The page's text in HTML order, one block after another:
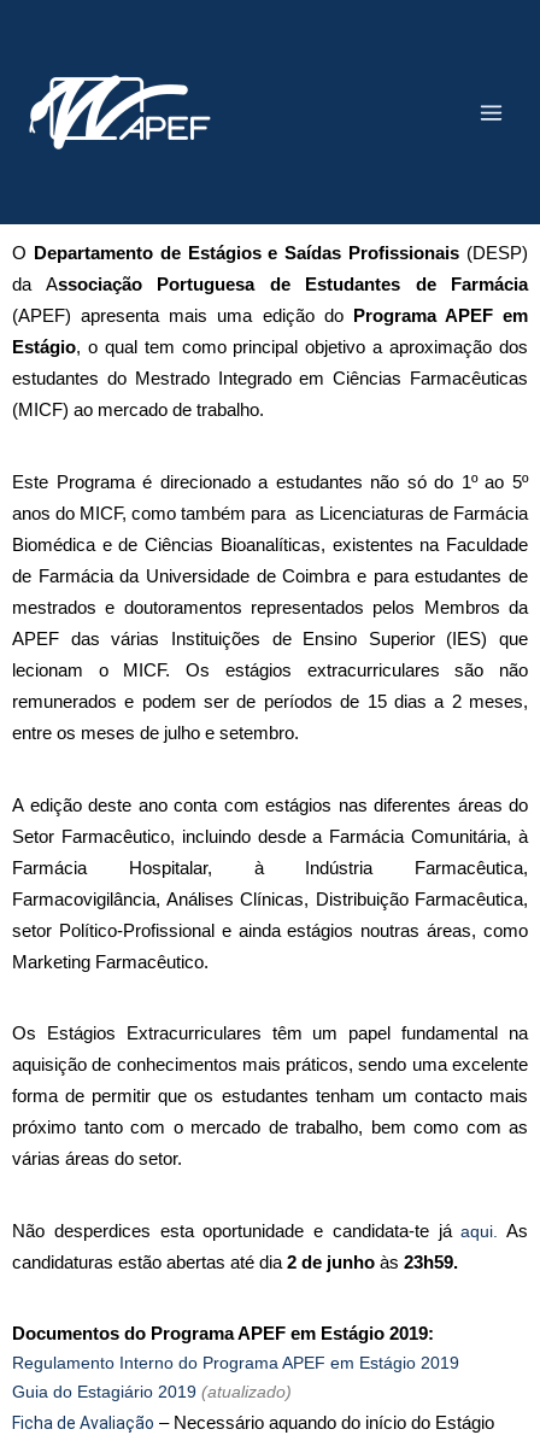
O Departamento de Estágios e Saídas Profissionais (DESP)
da Associação Portuguesa de Estudantes de Farmácia
(APEF) apresenta mais uma edição do
Programa APEF em
Estágio, o qual tem como principal objetivo a aproximação dos
estudantes do Mestrado Integrado em Ciências Farmacêuticas
(MICF) ao mercado de trabalho.
Este Programa é direcionado a estudantes não só do 1º ao 5º
anos do MICF, como também para  as Licenciaturas de Farmácia
Biomédica e de Ciências Bioanalíticas, existentes na Faculdade
de Farmácia da Universidade de Coimbra e para estudantes de
mestrados e doutoramentos representados pelos Membros da
APEF das várias Instituições de Ensino Superior (IES) que
lecionam o MICF. Os estágios extracurriculares são não
remunerados e podem ser de períodos de 15 dias a 2 meses,
entre os meses de julho e setembro.
A edição deste ano conta com estágios nas diferentes áreas do
Setor Farmacêutico, incluindo desde a Farmácia Comunitária, à
Farmácia Hospitalar, à Indústria Farmacêutica,
Farmacovigilância, Análises Clínicas, Distribuição Farmacêutica,
setor Político-Profissional e ainda estágios noutras áreas, como
Marketing Farmacêutico.
Os Estágios Extracurriculares têm um papel fundamental na
aquisição de conhecimentos mais práticos, sendo uma excelente
forma de permitir que os estudantes tenham um contacto mais
próximo tanto com o mercado de trabalho, bem como com as
várias áreas do setor.
Não desperdices esta oportunidade e candidata-te já aqui
As
candidaturas estão abertas até dia 2 de junho às 23h59.
Documentos do Programa APEF em Estágio 2019:
Regulamento Interno do Programa APEF em Estágio 2019
Guia do Estagiário 2019 (atualizado)
Ficha de Avaliação – Necessário aquando do início do Estágio